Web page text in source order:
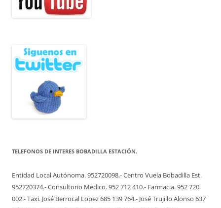
TELEFONOS DE INTERES BOBADILLA ESTACIÓN.
Entidad Local Autónoma. 952720098,- Centro Vuela Bobadilla Est.
952720374.- Consultorio Medico. 952 712 410.- Farmacia. 952 720
002.- Taxi. José Berrocal Lopez 685 139 764.- José Trujillo Alonso 637